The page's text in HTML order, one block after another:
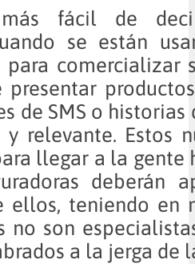
fácil de
se están
comercializar
de SMS o historias
relevante. Estos
llegar a la gente
deberán
ellos, teniendo en
no son
a la jerga de